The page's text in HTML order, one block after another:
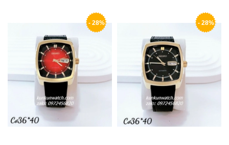
- 28% - 28%